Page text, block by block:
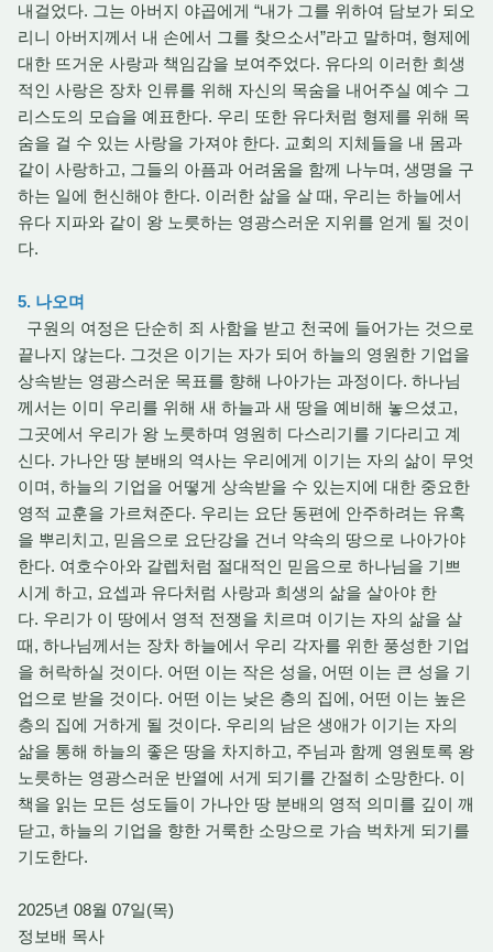
내걸었다. 그는 아버지 야곱에게 “내가 그를 위하여 담보가 되오
리니 아버지께서 내 손에서 그를 찾으소서”라고 말하며, 형제에
대한 뜨거운 사랑과 책임감을 보여주었다. 유다의 이러한 희생
적인 사랑은 장차 인류를 위해 자신의 목숨을 내어주실 예수 그
리스도의 모습을 예표한다. 우리 또한 유다처럼 형제를 위해 목
숨을 걸 수 있는 사랑을 가져야 한다. 교회의 지체들을 내 몸과
같이 사랑하고, 그들의 아픔과 어려움을 함께 나누며, 생명을 구
하는 일에 헌신해야 한다. 이러한 삶을 살 때, 우리는 하늘에서
유다 지파와 같이 왕 노릇하는 영광스러운 지위를 얻게 될 것이
다.
5. 나오며
구원의 여정은 단순히 죄 사함을 받고 천국에 들어가는 것으로
끝나지 않는다. 그것은 이기는 자가 되어 하늘의 영원한 기업을
상속받는 영광스러운 목표를 향해 나아가는 과정이다. 하나님
께서는 이미 우리를 위해 새 하늘과 새 땅을 예비해 놓으셨고,
그곳에서 우리가 왕 노릇하며 영원히 다스리기를 기다리고 계
신다. 가나안 땅 분배의 역사는 우리에게 이기는 자의 삶이 무엇
이며, 하늘의 기업을 어떻게 상속받을 수 있는지에 대한 중요한
영적 교훈을 가르쳐준다. 우리는 요단 동편에 안주하려는 유혹
을 뿌리치고, 믿음으로 요단강을 건너 약속의 땅으로 나아가야
한다. 여호수아와 갈렙처럼 절대적인 믿음으로 하나님을 기쁘
시게 하고, 요셉과 유다처럼 사랑과 희생의 삶을 살아야 한
다. 우리가 이 땅에서 영적 전쟁을 치르며 이기는 자의 삶을 살
때, 하나님께서는 장차 하늘에서 우리 각자를 위한 풍성한 기업
을 허락하실 것이다. 어떤 이는 작은 성을, 어떤 이는 큰 성을 기
업으로 받을 것이다. 어떤 이는 낮은 층의 집에, 어떤 이는 높은
층의 집에 거하게 될 것이다. 우리의 남은 생애가 이기는 자의
삶을 통해 하늘의 좋은 땅을 차지하고, 주님과 함께 영원토록 왕
노릇하는 영광스러운 반열에 서게 되기를 간절히 소망한다. 이
책을 읽는 모든 성도들이 가나안 땅 분배의 영적 의미를 깊이 깨
닫고, 하늘의 기업을 향한 거룩한 소망으로 가슴 벅차게 되기를
기도한다.
2025년 08월 07일(목)
정보배 목사